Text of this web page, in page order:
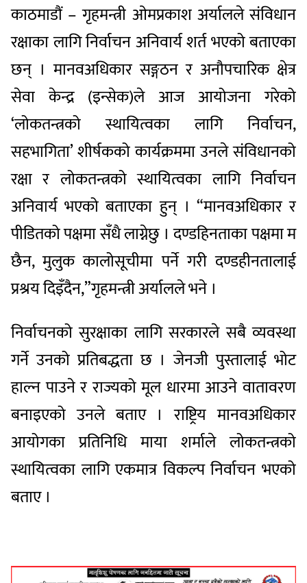
काठमाडौं – गृहमन्त्री ओमप्रकाश अर्यालले संविधान
रक्षाका लागि निर्वाचन अनिवार्य शर्त भएको बताएका
छन् । मानवअधिकार सङ्गठन र अनौपचारिक क्षेत्र
सेवा केन्द्र (इन्सेक)ले आज आयोजना गरेको
‘लोकतन्त्रको स्थायित्वका लागि निर्वाचन,
सहभागिता’ शीर्षकको कार्यक्रममा उनले संविधानको
रक्षा र लोकतन्त्रको स्थायित्वका लागि निर्वाचन
अनिवार्य भएको बताएका हुन् । “मानवअधिकार र
पीडितको पक्षमा सँधै लाग्नेछु । दण्डहिनताका पक्षमा म
छैन, मुलुक कालोसूचीमा पर्ने गरी दण्डहीनतालाई
प्रश्रय दिइँदैन,”गृहमन्त्री अर्यालले भने ।
निर्वाचनको सुरक्षाका लागि सरकारले सबै व्यवस्था
गर्ने उनको प्रतिबद्धता छ । जेनजी पुस्तालाई भोट
हाल्न पाउने र राज्यको मूल धारमा आउने वातावरण
बनाइएको उनले बताए । राष्ट्रिय मानवअधिकार
आयोगका प्रतिनिधि माया शर्माले लोकतन्त्रको
स्थायित्वका लागि एकमात्र विकल्प निर्वाचन भएको
बताए ।